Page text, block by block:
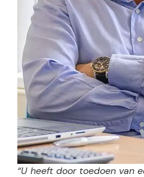
“U heeft door toedoen van